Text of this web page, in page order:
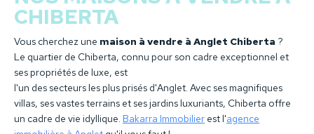
CHIBERTA
Vous cherchez une maison à vendre à Anglet Chiberta ?
Le quartier de Chiberta, connu pour son cadre exceptionnel et
ses propriétés de luxe, est
l'un des secteurs les plus prisés d'Anglet. Avec ses magnifiques
villas, ses vastes terrains et ses jardins luxuriants, Chiberta offre
un cadre de vie idyllique. Bakarra Immobilier est l'agence